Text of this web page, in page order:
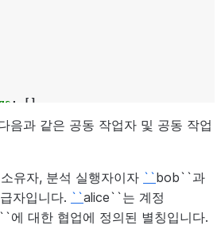
:
[]
: []
음과 같은 공동 작업자 및 공동 작업
유자, 분석 실행자이자 ``bob``과
자입니다. ``alice``는 계정
에 대한 협업에 정의된 별칭입니다.